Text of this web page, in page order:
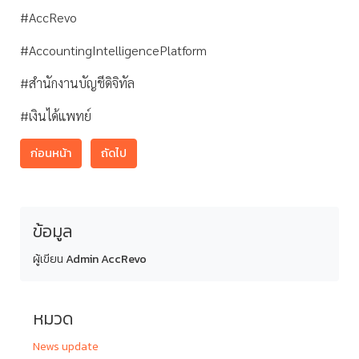
#AccRevo
#AccountingIntelligencePlatform
#สำนักงานบัญชีดิจิทัล
#เงินได้แพทย์
ก่อนหน้า ถัดไป
ข้อมูล
ผู้เขียนAdmin AccRevo
หมวด
News update